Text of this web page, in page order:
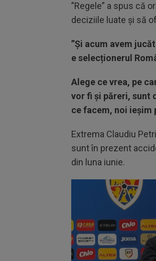
”Regele” a spus că
deciziile luate și să
”Și acum avem
e selecționerul
Alege ce vrea, pe
vor fi și păreri, sunt
ce facem, noi ieșim
Extrema Claudiu
sunt în prezent
din luna iunie.